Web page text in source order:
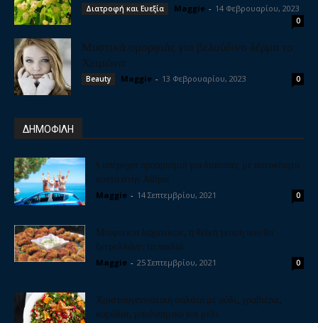
Διατροφή και Ευεξία Maggie - 14 Φεβρουαρίου, 2023
0
Μυστικά ομορφιάς για βελούδινο δέρμα το
Χειμώνα
Beauty Maggie - 13 Φεβρουαρίου, 2023 0
ΔΗΜΟΦΙΛΗ
5 υπέροχοι προορισμοί για διακοπές με αυτοκίνητο
κοντά στην Αθήνα
Maggie - 14 Σεπτεμβρίου, 2021 0
Μπιφτέκια λαχανικών, η θεϊκή γεύση που θα
ξετρελλάνει τα παιδιά
Maggie - 25 Σεπτεμβρίου, 2021 0
Χριστουγεννιάτικη σαλάτα με ρόδι, γραβιέρα,
καρύδια, μπαλσάμικο και μέλι